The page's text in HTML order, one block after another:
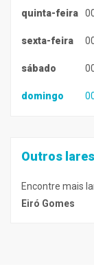
quinta-feira
sexta-feira
sábado
domingo
Outros
Encontre mais
Eiró Gomes